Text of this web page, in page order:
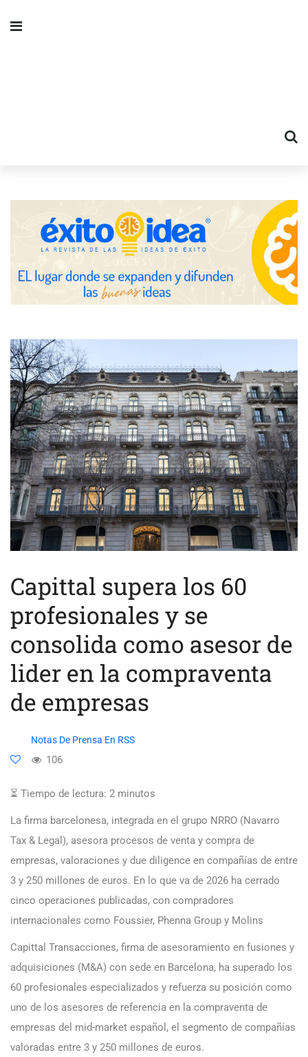
Capittal supera los 60
profesionales y se
consolida como asesor de
lider en la compraventa
de empresas
Notas De Prensa En RSS
106
⏳ Tiempo de lectura: 2 minutos
La firma barcelonesa, integrada en el grupo NRRO (Navarro
Tax & Legal), asesora procesos de venta y compra de
empresas, valoraciones y due diligence en compañías de entre
3 y 250 millones de euros. En lo que va de 2026 ha cerrado
cinco operaciones publicadas, con compradores
internacionales como Foussier, Phenna Group y Molins
Capittal Transacciones, firma de asesoramiento en fusiones y
adquisiciones (M&A) con sede en Barcelona, ha superado los
60 profesionales especializados y refuerza su posición como
uno de los asesores de referencia en la compraventa de
empresas del mid-market español, el segmento de compañías
valoradas entre 3 y 250 millones de euros.